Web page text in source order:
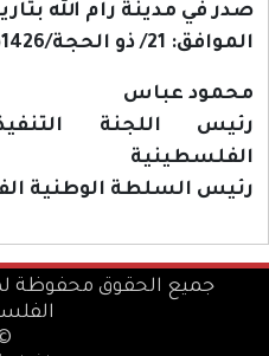
صدر في مدينة رام الله بتاريخ: 21/01/
الموافق: 21/ ذو الحجة/1426هـ
محمود عباس
رئيس اللجنة
الفلسطينية
رئيس السلطة الوطنية
جميع الحقوق محفوظة